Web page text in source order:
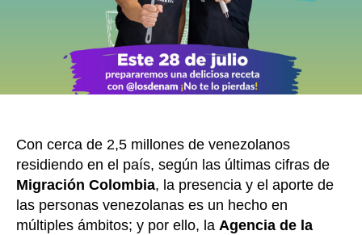
Con cerca de 2,5 millones de venezolanos
residiendo en el país, según las últimas cifras de
Migración Colombia, la presencia y el aporte de
las personas venezolanas es un hecho en
múltiples ámbitos; y por ello, la Agencia de la